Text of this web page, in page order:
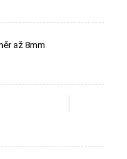
až 8mm